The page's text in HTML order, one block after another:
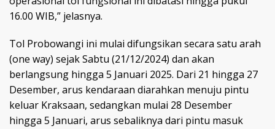
16.00 WIB,” jelasnya.
Tol Probowangi ini mulai difungsikan secara satu arah
(one way) sejak Sabtu (21/12/2024) dan akan
berlangsung hingga 5 Januari 2025. Dari 21 hingga 27
Desember, arus kendaraan diarahkan menuju pintu
keluar Kraksaan, sedangkan mulai 28 Desember
hingga 5 Januari, arus sebaliknya dari pintu masuk